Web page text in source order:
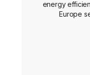
energy
Europe
Its
owns and